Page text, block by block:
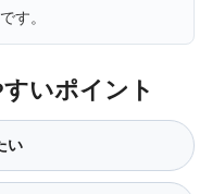
す。
いポイント
い